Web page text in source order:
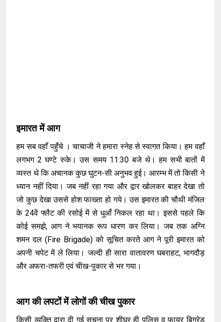
इमारत में आग
हम सब वहाँ पहुँचे । चाचाजी ने हमारा स्नेह से स्वागत किया। हम वहाँ
लगभग 2 घण्टे रुके। उस समय 11:30 बजे थे। हम सभी बातों में
व्यस्त थे कि अचानक कुछ घुटन-सी अनुभव हुई। आरम्भ में तो किसी ने
ध्यान नहीं दिया। जब नहीं रहा गया और द्वार खोलकर बाहर देखा तो
जो कुछ देखा उससे होश फाख्ता हो गये। उस इमारत की चौथी मंजिल
के 24वें फ्लैट की रसोई में से धुआँ निकल रहा था। इससे पहले कि
कोई समझे, आग ने भयानक रूप धारण कर लिया। जब तक अग्नि
शमन दल (Fire Brigade) को सूचित करते आग ने पूरी इमारत को
अपनी चपेट में ले लिया। जल्दी ही सारा वातावरण घबराहट, भागदौड़
और अफरा-तफरी एवं चीख-पुकार से भर गया।
आग की लपटों में लोगों की चीख पुकार
किसी व्यक्ति द्वारा दी गई सूचना पर शीघ्र ही पुलिस व फायर बिग्रेड